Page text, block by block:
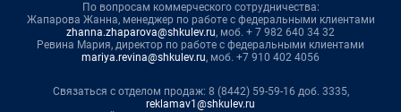
По вопросам коммерческого сотрудничества:
Жапарова Жанна, менеджер по работе с федеральными клиентами
zhanna.zhaparova@shkulev.ru, моб. + 7 982 640 34 32
Ревина Мария, директор по работе с федеральными клиентами
mariya.revina@shkulev.ru, моб. +7 910 402 4056
Связаться с отделом продаж: 8 (8442) 59-59-16 доб. 3335,
reklamav1@shkulev.ru